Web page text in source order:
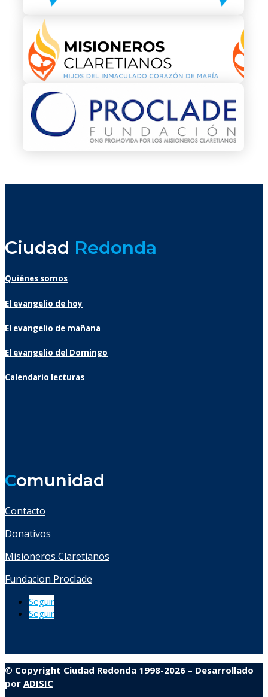
Ciudad Redonda
Quiénes somos
El evangelio de hoy
El evangelio de mañana
El evangelio del Domingo
Calendario lecturas
Comunidad
Contacto
Donativos
Misioneros Claretianos
Fundacion Proclade
Seguir
Seguir
© Copyright Ciudad Redonda 1998-2026 – Desarrollado
por ADISIC